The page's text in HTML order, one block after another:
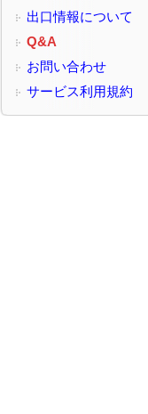
出口情報について
Q&A
お問い合わせ
サービス利用規約